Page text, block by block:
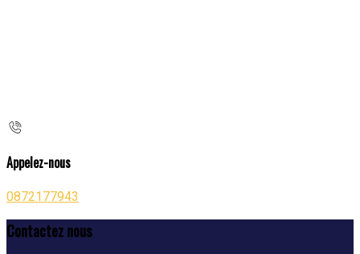
Appelez-nous
0872177943
Contactez nous